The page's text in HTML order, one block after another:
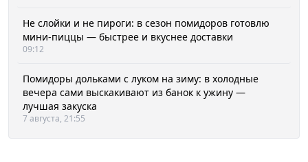
Не слойки и не пироги: в сезон помидоров готовлю
мини-пиццы — быстрее и вкуснее доставки
09:12
Помидоры дольками с луком на зиму: в холодные
вечера сами выскакивают из банок к ужину —
лучшая закуска
7 августа, 21:55